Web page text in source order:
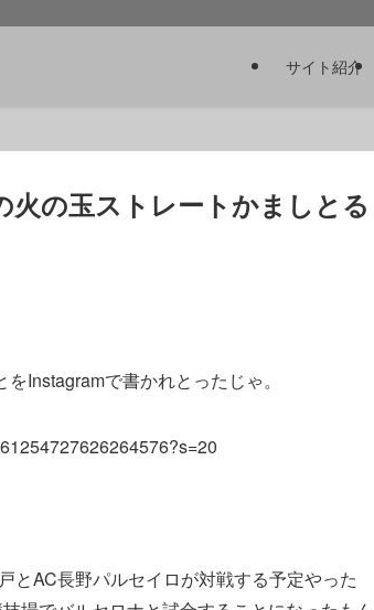
サイト紹介
の玉ストレートかましとる
Instagramで書かれとったじゃ。
とAC長野パルセイロが対戦する予定やった